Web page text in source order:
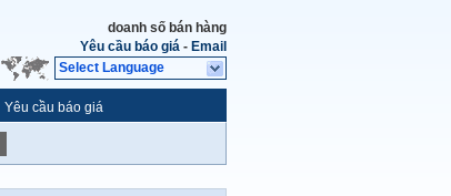
doanh số bán hàng
Yêu cầu báo giá - Email
Select Language
Yêu cầu báo giá